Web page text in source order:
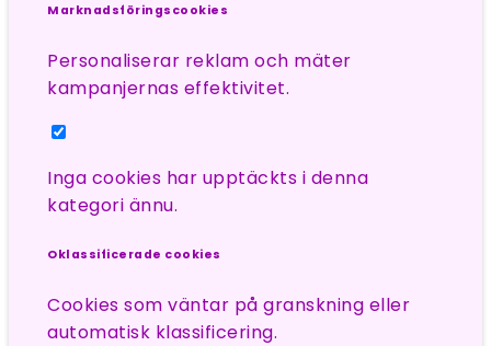
Marknadsföringscookies
Personaliserar reklam och mäter
kampanjernas effektivitet.
Inga cookies har upptäckts i denna
kategori ännu.
Oklassificerade cookies
Cookies som väntar på granskning eller
automatisk klassificering.